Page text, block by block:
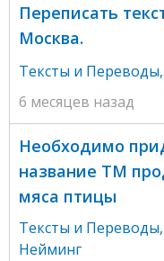
Переписать
Москва.
Тексты и Переводы,
6 месяцев назад
Необходимо
название ТМ
мяса птицы
Тексты и Переводы,
Нейминг